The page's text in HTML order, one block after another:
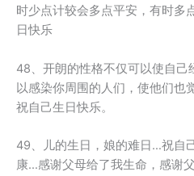
时少点计较会多点平安，有时多
日快乐
48、开朗的性格不仅可以使自
以感染你周围的人们，使他们也
祝自己生日快乐。
49、儿的生日，娘的难日…祝自
康…感谢父母给了我生命，感谢